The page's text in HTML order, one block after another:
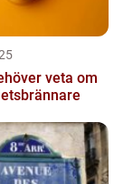
veta om